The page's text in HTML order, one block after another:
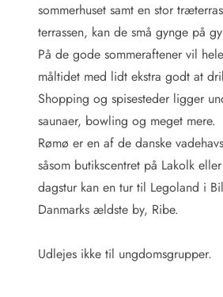
We love people!
Fritidsaktiviteter
Esmark VIP partnerfordele
Esmark KidsVIP
LEGOLAND® rabat
Ferie med børn
Ferie med hund
Ferie ved stranden
Naturoplevelser
Rav - find det selv langs Vesterhavet
Sportsaktiviteter
sommerhuset samt en stor
terrassen, kan de små gynge på
På de gode sommeraftener vil
måltidet med lidt ekstra godt at
Shopping og spisesteder ligger
saunaer, bowling og meget mere.
Rømø er en af de danske
såsom butikscentret på Lakolk
dagstur kan en tur til Legoland i
Danmarks ældste by, Ribe.
Udlejes ikke til ungdomsgrupper.